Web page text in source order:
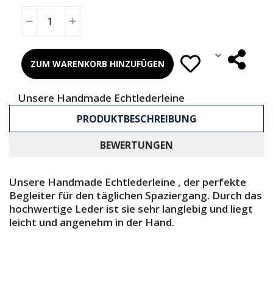
ZUM WARENKORB HINZUFÜGEN
Unsere Handmade Echtlederleine
PRODUKTBESCHREIBUNG
BEWERTUNGEN
Unsere Handmade Echtlederleine , der perfekte
Begleiter für den täglichen Spaziergang. Durch das
hochwertige Leder ist sie sehr langlebig und liegt
leicht und angenehm in der Hand.